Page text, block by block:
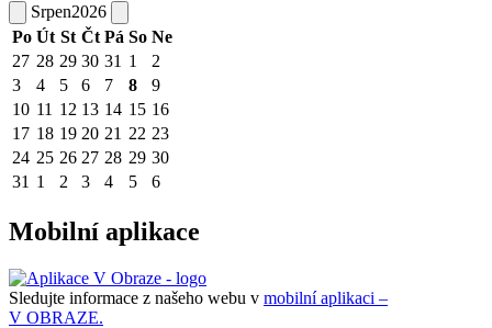
Srpen2026
Po Út St Čt Pá So Ne
27 28 29 30 31 1
2
3
4 5 6 7 8
9
10 11 12 13 14 15 16
17 18 19 20 21 22 23
24 25 26 27 28 29 30
31 1 2 3 4 5 6
Mobilní aplikace
Sledujte informace z našeho webu v mobilní aplikaci –
V OBRAZE.